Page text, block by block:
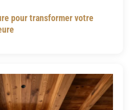
pour transformer votre